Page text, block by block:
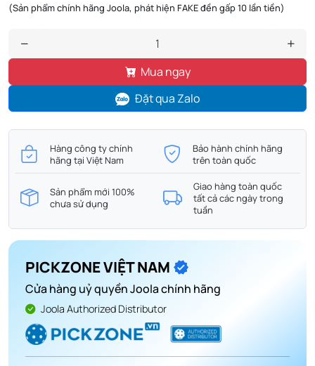
(Sản phẩm chính hãng Joola, phát hiện FAKE đền gấp 10 lần tiền)
Mua ngay
Đặt qua Zalo
Hàng công ty chính
hãng tại Việt Nam
Bảo hành chính hãng
trên toàn quốc
Sản phẩm mới 100%
chưa sử dụng
Giao hàng toàn quốc
tất cả các ngày trong
tuần
PICKZONE VIỆT NAM
Cửa hàng uỷ quyền Joola chính hãng
Joola Authorized Distributor